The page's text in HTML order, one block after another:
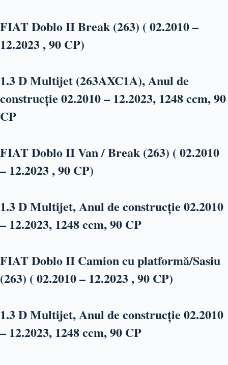
FIAT Doblo II Break (263) ( 02.2010 –
12.2023 , 90 CP)
1.3 D Multijet (263AXC1A), Anul de
construcție 02.2010 – 12.2023, 1248 ccm, 90
CP
FIAT Doblo II Van / Break (263) ( 02.2010
– 12.2023 , 90 CP)
1.3 D Multijet, Anul de construcție 02.2010
– 12.2023, 1248 ccm, 90 CP
FIAT Doblo II Camion cu platformă/Sasiu
(263) ( 02.2010 – 12.2023 , 90 CP)
1.3 D Multijet, Anul de construcție 02.2010
– 12.2023, 1248 ccm, 90 CP